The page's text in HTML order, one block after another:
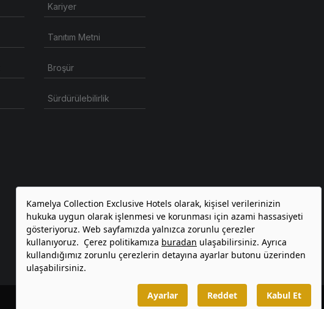
Kariyer
Tanıtım Metni
Broşür
Sürdürülebilirlik
Sosyal Platformlar Aydınlatma Metni
graphx.agency